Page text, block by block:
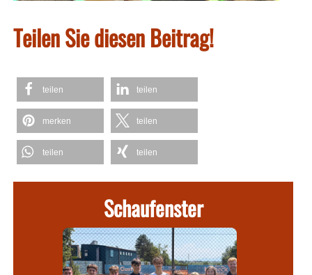
Teilen Sie diesen Beitrag!
teilen teilen
merken teilen
teilen teilen
Schaufenster